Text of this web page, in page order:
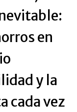
en
y la
cada vez